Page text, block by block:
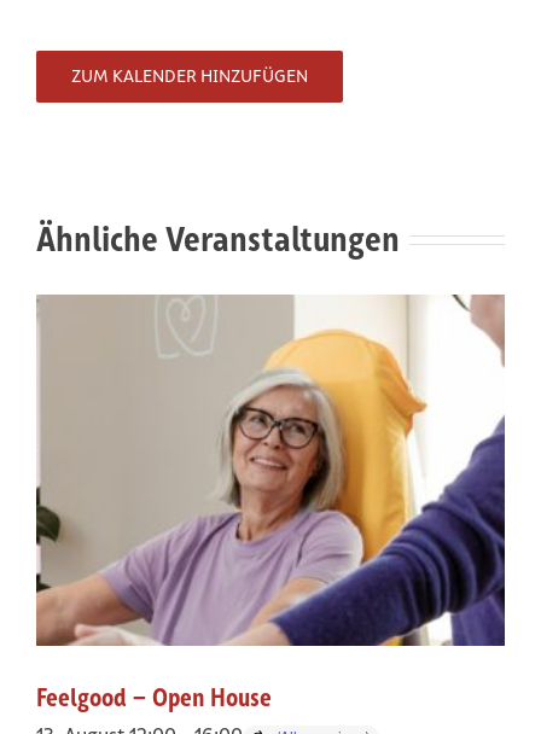
ZUM KALENDER HINZUFÜGEN
Ähnliche Veranstaltungen
Feelgood – Open House